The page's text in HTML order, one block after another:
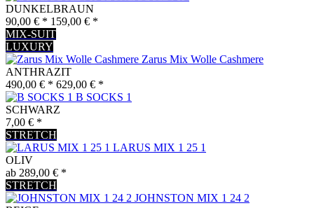
DUNKELBRAUN
90,00 € * 159,00 € *
MIX-SUIT
LUXURY
Zarus Mix Wolle Cashmere
ANTHRAZIT
490,00 € * 629,00 € *
B SOCKS 1
SCHWARZ
7,00 € *
STRETCH
LARUS MIX 1 25 1
OLIV
ab 289,00 € *
STRETCH
JOHNSTON MIX 1 24 2